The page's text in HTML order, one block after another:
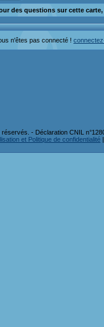
des questions sur cette
n'êtes pas connecté !
- Déclaration CNIL
et Politique de confidentialité